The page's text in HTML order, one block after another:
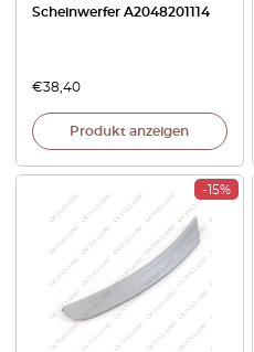
Scheinwerfer A2048201114
€38,40
Produkt anzeigen
-15%